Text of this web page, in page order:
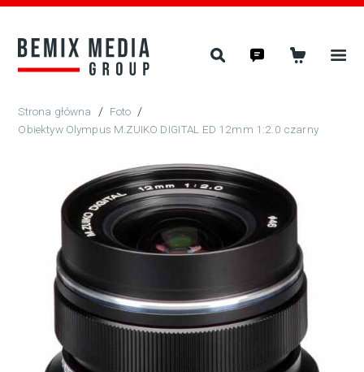
/ Foto /
Obiektyw Olympus M.ZUIKO DIGITAL ED 12mm 1:2.0 czarny